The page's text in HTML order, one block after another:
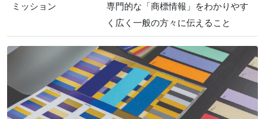
ミッション
専門的な「商標情報」をわかりやす
く広く一般の方々に伝えること